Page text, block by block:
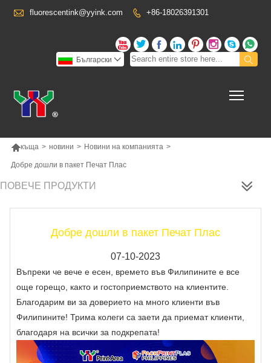
 fluorescentink@yyink.com  +86-18026391301
      


Български 
къща > новини > Новини на компанията >
Добре дошли в пакет Печат Плас
ПОВЕЧЕ ПРОДУКТИ
Добре дошли в пакет Печат Плас
07-10-2023
Въпреки че вече е есен, времето във Филипините е все
още горещо, както и гостоприемството на клиентите.
Благодарим ви за доверието на много клиенти във
Филипините! Трима колеги са заети да приемат клиенти,
благодаря на всички за подкрепата!